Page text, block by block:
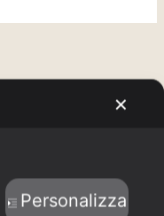
✕
Personalizza